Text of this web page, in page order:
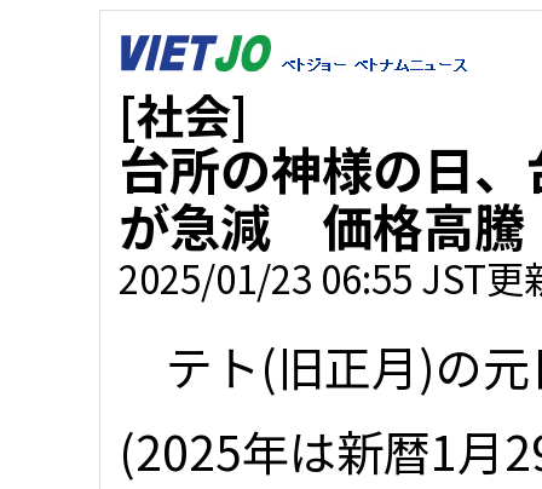
[社会]
台所の神様の日
が急減 価格高騰
2025/01/23 06:55 JST更
テト(旧正月)の元
(2025年は新暦1月